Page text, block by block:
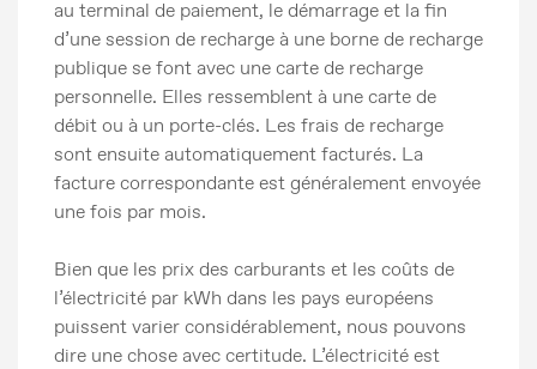
au terminal de paiement, le démarrage et la fin
d’une session de recharge à une borne de recharge
publique se font avec une carte de recharge
personnelle. Elles ressemblent à une carte de
débit ou à un porte-clés. Les frais de recharge
sont ensuite automatiquement facturés. La
facture correspondante est généralement envoyée
une fois par mois.
Bien que les prix des carburants et les coûts de
l’électricité par kWh dans les pays européens
puissent varier considérablement, nous pouvons
dire une chose avec certitude. L’électricité est